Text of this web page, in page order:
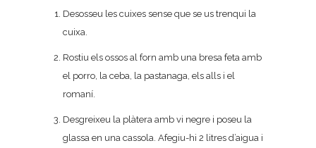
Desosseu les cuixes sense que se us trenqui la
cuixa.
Rostiu els ossos al forn amb una bresa feta amb
el porro, la ceba, la pastanaga, els alls i el
romaní.
Desgreixeu la plàtera amb vi negre i poseu la
glassa en una cassola. Afegiu-hi 2 litres d’aigua i